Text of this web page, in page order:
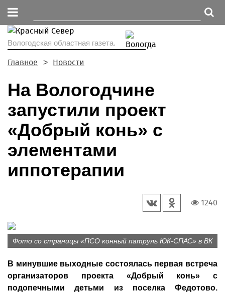
Вологодская областная газета.
Главное Новости
На Вологодчине
запустили проект
«Добрый конь» с
элементами
иппотерапии
1240
Фото со страницы «ПСО конный патруль ЮК-СПАС» в ВК
В минувшие выходные состоялась первая встреча
организаторов проекта «Добрый конь» с
подопечными детьми из поселка Федотово.